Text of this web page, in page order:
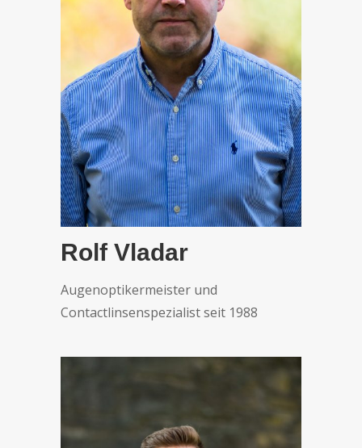
Rolf Vladar
Augenoptikermeister und
Contactlinsenspezialist seit 1988